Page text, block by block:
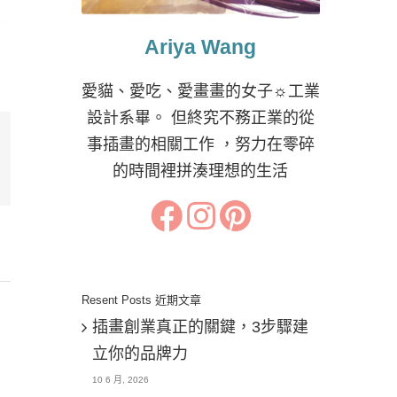
Ariya Wang
愛貓、愛吃、愛畫畫的女子☼工業
設計系畢。 但終究不務正業的從
事插畫的相關工作 ，努力在零碎
的時間裡拼湊理想的生活
Resent Posts 近期文章
插畫創業真正的關鍵，3步驟建
立你的品牌力
10 6 月, 2026